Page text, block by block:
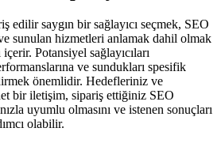
edilir saygın bir sağlayıcı seçmek, SEO
sunulan hizmetleri anlamak dahil olmak
Potansiyel sağlayıcıları
ve sundukları spesifik
önemlidir. Hedefleriniz ve
bir iletişim, sipariş ettiğiniz SEO
uyumlu olmasını ve istenen sonuçları
olabilir.